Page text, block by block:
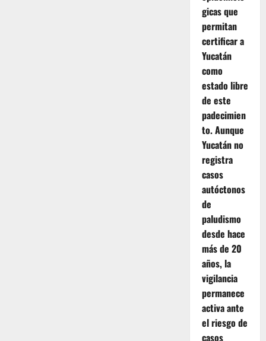
gicas que
permitan
certificar a
Yucatán
como
estado libre
de este
padecimien
to. Aunque
Yucatán no
registra
casos
autóctonos
de
paludismo
desde hace
más de 20
años, la
vigilancia
permanece
activa ante
el riesgo de
casos